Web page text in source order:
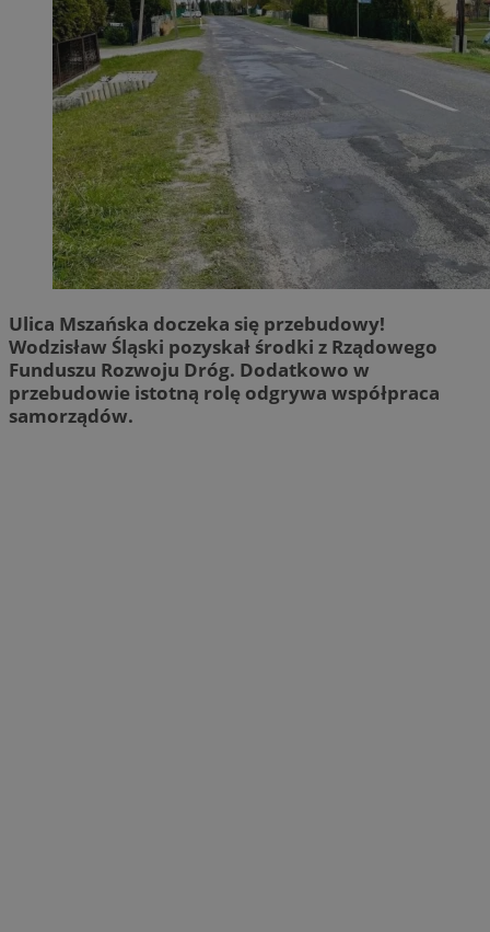
Ulica Mszańska doczeka się przebudowy!
Wodzisław Śląski pozyskał środki z Rządowego
Funduszu Rozwoju Dróg. Dodatkowo w
przebudowie istotną rolę odgrywa współpraca
samorządów.